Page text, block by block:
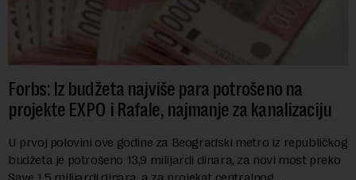
Forbs: Iz budžeta najviše para potrošeno na
projekte EXPO i Rafale, najmanje za kanalizaciju
U prvoj polovini ove godine za Beogradski metro iz republičkog
budžeta je potrošeno 13,9 milijardi dinara, za novi most preko